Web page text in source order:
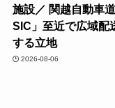
施設／ 関越自動車
SIC」至近で広域配
する立地
2026-08-06